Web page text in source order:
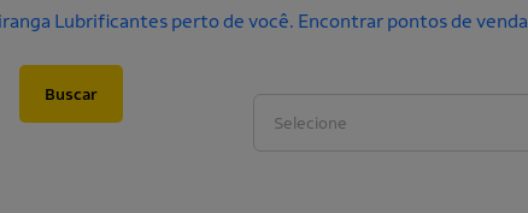
Lubrificantes perto de você. Encontrar pontos de venda
Buscar